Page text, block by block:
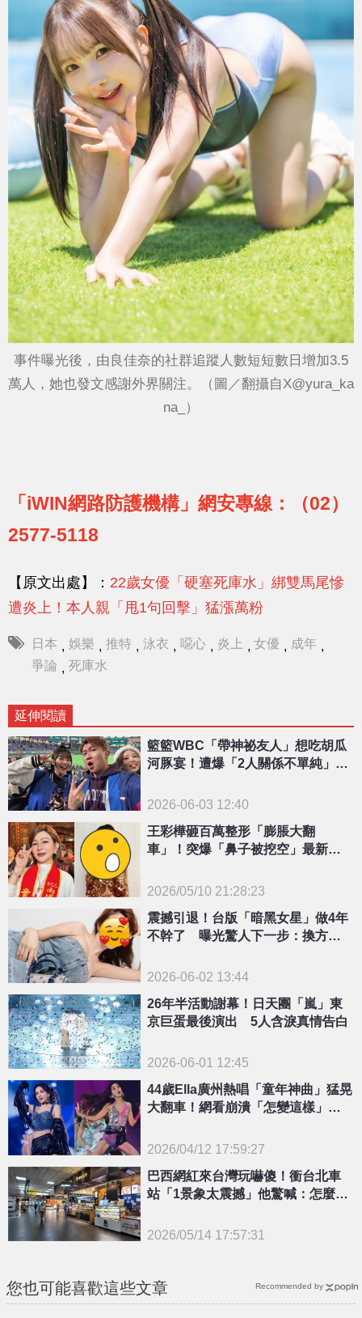
事件曝光後，由良佳奈的社群追蹤人數短短數日增加3.5
萬人，她也發文感謝外界關注。（圖／翻攝自X@yura_ka
na_）
「iWIN網路防護機構」網安專線：（02）
2577-5118
【原文出處】： 22歲女優「硬塞死庫水」綁雙馬尾慘
遭炎上！本人親「甩1句回擊」猛漲萬粉
日本 , 娛樂 , 推特 , 泳衣 , 噁心 , 炎上 , 女優 , 成年 ,
爭論 , 死庫水
延伸閱讀
籃籃WBC「帶神祕友人」想吃胡瓜
河豚宴！遭爆「2人關係不單純」本
2026-06-03 12:40
王彩樺砸百萬整形「膨脹大翻
車」！突爆「鼻子被挖空」最新現
2026/05/10 21:28:23
震撼引退！台版「暗黑女星」做4年
不幹了 曝光驚人下一步：換方式
2026-06-02 13:44
26年半活動謝幕！日天團「嵐」東
京巨蛋最後演出 5人含淚真情告白
2026-06-01 12:45
{PLAYICON}
44歲Ella廣州熱唱「童年神曲」猛晃
大翻車！網看崩潰「怎變這樣」：
2026/04/12 17:59:27
巴西網紅來台灣玩嚇傻！衝台北車
站「1景象太震撼」他驚喊：怎麼可
2026/05/14 17:57:31
您也可能喜歡這些文章 Recommended by